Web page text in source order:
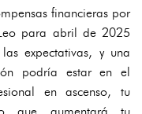
financieras por
para abril de 2025
expectativas, y una
podría estar en el
en ascenso, tu